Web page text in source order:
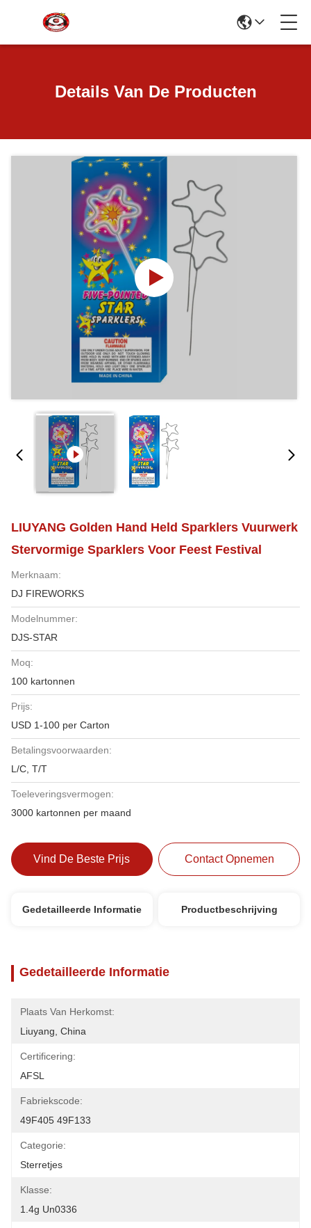
Details Van De Producten
LIUYANG Golden Hand Held Sparklers Vuurwerk
Stervormige Sparklers Voor Feest Festival
Merknaam:
DJ FIREWORKS
Modelnummer:
DJS-STAR
Moq:
100 kartonnen
Prijs:
USD 1-100 per Carton
Betalingsvoorwaarden:
L/C, T/T
Toeleveringsvermogen:
3000 kartonnen per maand
Vind De Beste Prijs Contact Opnemen
Gedetailleerde Informatie Productbeschrijving
Gedetailleerde Informatie
Plaats Van Herkomst:
Liuyang, China
Certificering:
AFSL
Fabriekscode:
49F405 49F133
Categorie:
Sterretjes
Klasse:
1.4g Un0336